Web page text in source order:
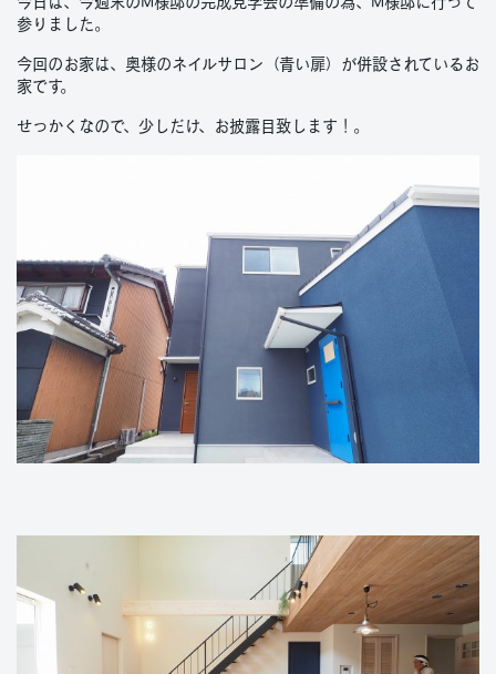
参りました。
今回のお家は、奥様のネイルサロン（青い扉）が併設されているお
家です。
せっかくなので、少しだけ、お披露目致します！。